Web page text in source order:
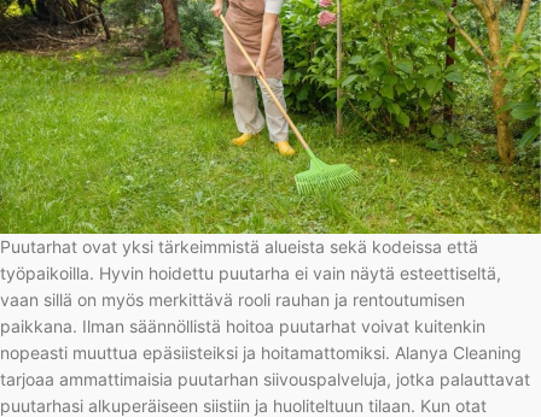
Puutarhat ovat yksi tärkeimmistä alueista sekä kodeissa että
työpaikoilla. Hyvin hoidettu puutarha ei vain näytä esteettiseltä,
vaan sillä on myös merkittävä rooli rauhan ja rentoutumisen
paikkana. Ilman säännöllistä hoitoa puutarhat voivat kuitenkin
nopeasti muuttua epäsiisteiksi ja hoitamattomiksi. Alanya Cleaning
tarjoaa ammattimaisia puutarhan siivouspalveluja, jotka palauttavat
puutarhasi alkuperäiseen siistiin ja huoliteltuun tilaan. Kun otat